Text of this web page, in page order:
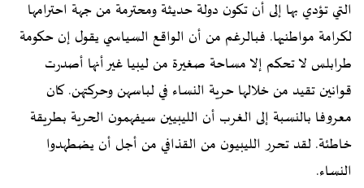
التي تؤدي بها إلى أن تكون دولة حديثة ومحترمة من جهة احترامها
لكرامة مواطنيها. فبالرغم من أن الواقع السياسي يقول إن حكومة
طرابلس لا تحكم إلا مساحة صغيرة من ليبيا غير أنها أصدرت
قوانين تقيد من خلالها حرية النساء في لباسهن وحركتهن. كان
معروفا بالنسبة إلى الغرب أن الليبيين سيفهمون الحرية بطريقة
خاطئة. لقد تحرر الليبيون من القذافي من أجل أن يضطهدوا
النساء.